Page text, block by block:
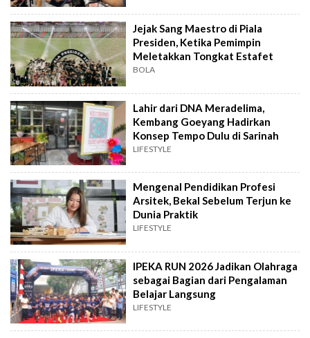
Jejak Sang Maestro di Piala
Presiden, Ketika Pemimpin
Meletakkan Tongkat Estafet
BOLA
Lahir dari DNA Meradelima,
Kembang Goeyang Hadirkan
Konsep Tempo Dulu di Sarinah
LIFESTYLE
Mengenal Pendidikan Profesi
Arsitek, Bekal Sebelum Terjun ke
Dunia Praktik
LIFESTYLE
IPEKA RUN 2026 Jadikan Olahraga
sebagai Bagian dari Pengalaman
Belajar Langsung
LIFESTYLE